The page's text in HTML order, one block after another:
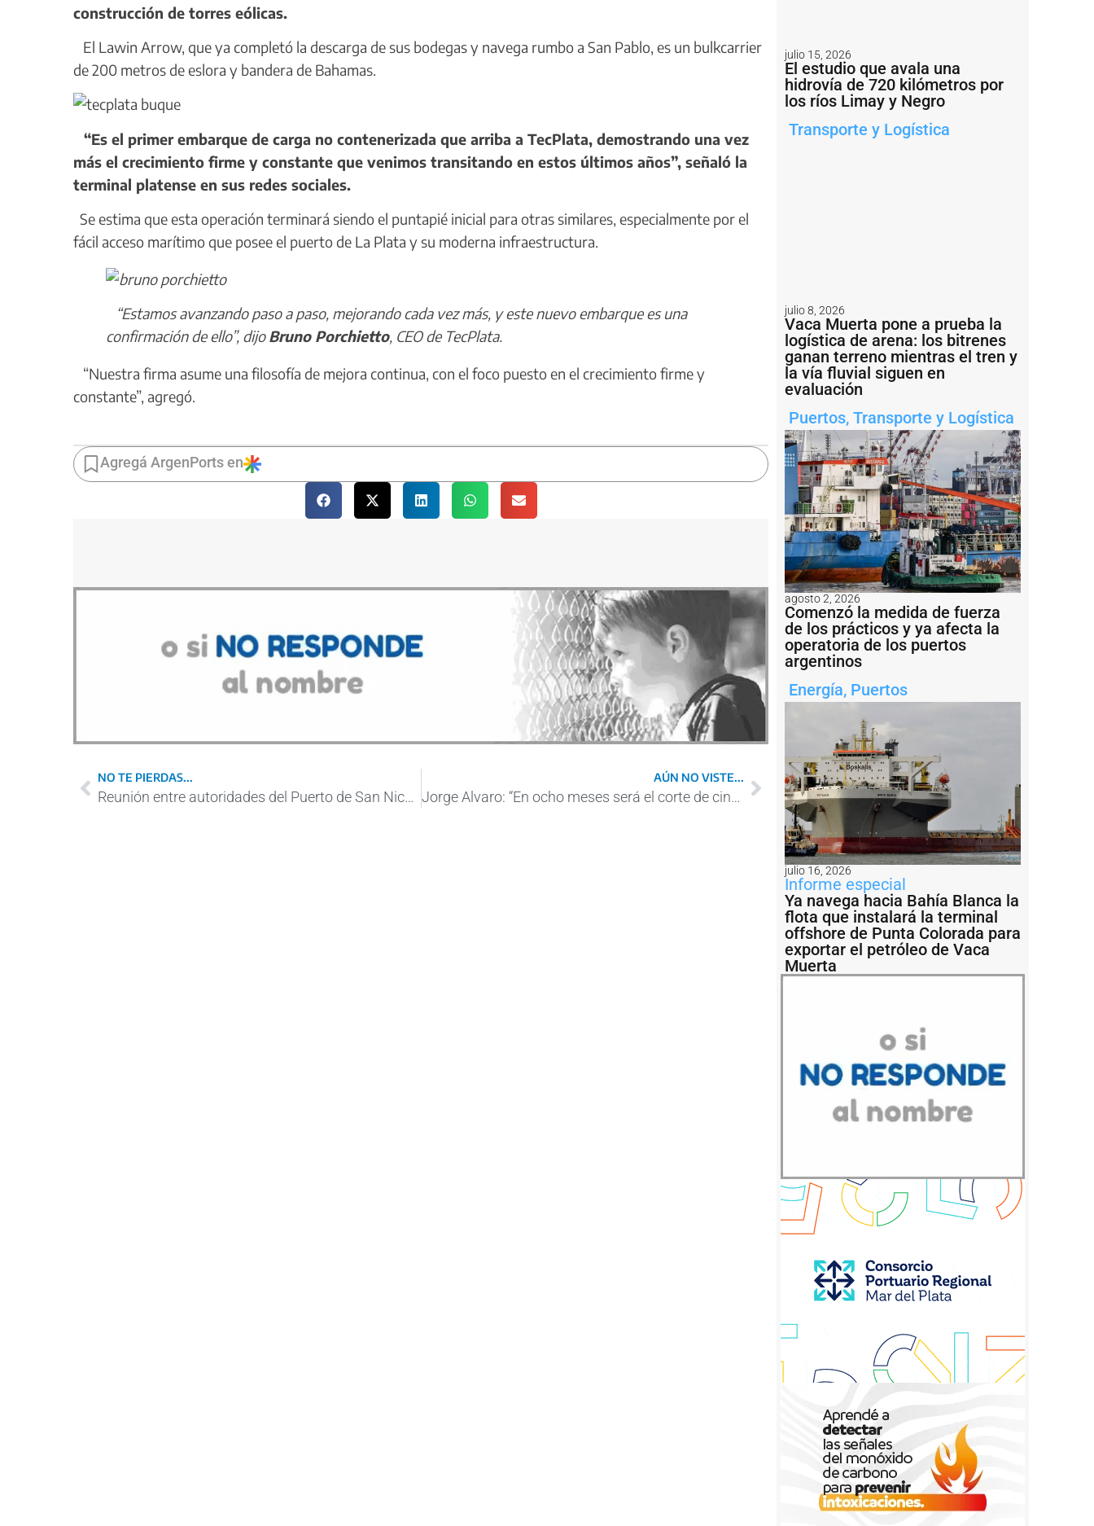
construcción de torres eólicas.
El Lawin Arrow, que ya completó la descarga de sus bodegas y navega rumbo a San Pablo, es un bulkcarrier
de 200 metros de eslora y bandera de Bahamas.
“Es el primer embarque de carga no contenerizada que arriba a TecPlata, demostrando una vez
más el crecimiento firme y constante que venimos transitando en estos últimos años”, señaló la
terminal platense en sus redes sociales.
Se estima que esta operación terminará siendo el puntapié inicial para otras similares, especialmente por el
fácil acceso marítimo que posee el puerto de La Plata y su moderna infraestructura.
“Estamos avanzando paso a paso, mejorando cada vez más, y este nuevo embarque es una
confirmación de ello”, dijoBruno Porchietto, CEO de TecPlata.
“Nuestra firma asume una filosofía de mejora continua, con el foco puesto en el crecimiento firme y
constante”, agregó.
Agregá ArgenPorts en
NO TE PIERDAS...
Reunión entre autoridades del Puerto de San Nicolás y el ministerio de Ambiente bonaerense
AÚN NO VISTE...
Jorge Alvaro: “En ocho meses será el corte de cintas”
julio 15, 2026
El estudio que avala una
hidrovía de 720 kilómetros por
los ríos Limay y Negro
Transporte y Logística
julio 8, 2026
Vaca Muerta pone a prueba la
logística de arena: los bitrenes
ganan terreno mientras el tren y
la vía fluvial siguen en
evaluación
Puertos, Transporte y Logística
agosto 2, 2026
Comenzó la medida de fuerza
de los prácticos y ya afecta la
operatoria de los puertos
argentinos
Energía, Puertos
julio 16, 2026
Informe especial
Ya navega hacia Bahía Blanca la
flota que instalará la terminal
offshore de Punta Colorada para
exportar el petróleo de Vaca
Muerta